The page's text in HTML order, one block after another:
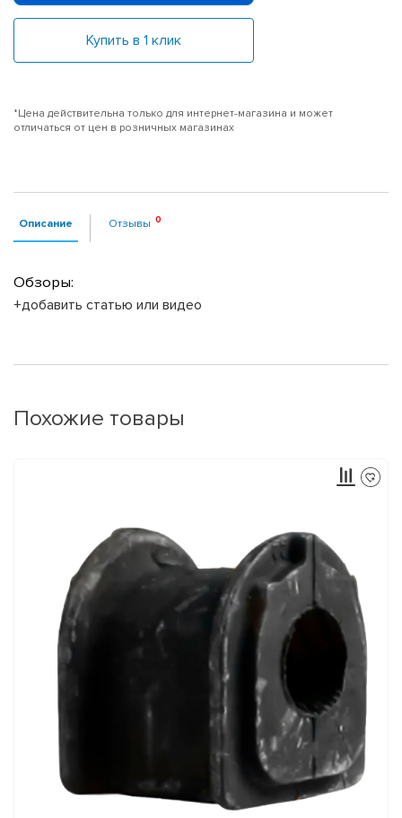
Купить в 1 клик
*Цена действительна только для интернет-магазина и может
отличаться от цен в розничных магазинах
Описание Отзывы
Обзоры:
+добавить статью или видео
Похожие товары